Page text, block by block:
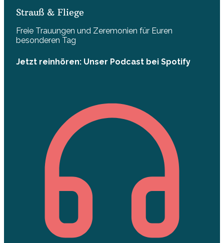
Strauß & Fliege
Freie Trauungen und Zeremonien für Euren
besonderen Tag
Jetzt reinhören: Unser Podcast bei Spotify